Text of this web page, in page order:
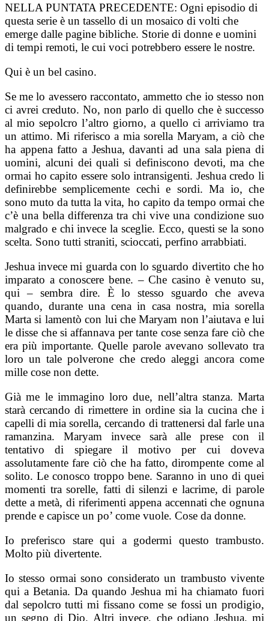
NELLA PUNTATA PRECEDENTE: Ogni episodio di
questa serie è un tassello di un mosaico di volti che
emerge dalle pagine bibliche. Storie di donne e uomini
di tempi remoti, le cui voci potrebbero essere le nostre.
Qui è un bel casino.
Se me lo avessero raccontato, ammetto che io stesso non
ci avrei creduto. No, non parlo di quello che è successo
al mio sepolcro l’altro giorno, a quello ci arriviamo tra
un attimo. Mi riferisco a mia sorella Maryam, a ciò che
ha appena fatto a Jeshua, davanti ad una sala piena di
uomini, alcuni dei quali si definiscono devoti, ma che
ormai ho capito essere solo intransigenti. Jeshua credo li
definirebbe semplicemente cechi e sordi. Ma io, che
sono muto da tutta la vita, ho capito da tempo ormai che
c’è una bella differenza tra chi vive una condizione suo
malgrado e chi invece la sceglie. Ecco, questi se la sono
scelta. Sono tutti straniti, scioccati, perfino arrabbiati.
Jeshua invece mi guarda con lo sguardo divertito che ho
imparato a conoscere bene. – Che casino è venuto su,
qui – sembra dire. È lo stesso sguardo che aveva
quando, durante una cena in casa nostra, mia sorella
Marta si lamentò con lui che Maryam non l’aiutava e lui
le disse che si affannava per tante cose senza fare ciò che
era più importante. Quelle parole avevano sollevato tra
loro un tale polverone che credo aleggi ancora come
mille cose non dette.
Già me le immagino loro due, nell’altra stanza. Marta
starà cercando di rimettere in ordine sia la cucina che i
capelli di mia sorella, cercando di trattenersi dal farle una
ramanzina. Maryam invece sarà alle prese con il
tentativo di spiegare il motivo per cui doveva
assolutamente fare ciò che ha fatto, dirompente come al
solito. Le conosco troppo bene. Saranno in uno di quei
momenti tra sorelle, fatti di silenzi e lacrime, di parole
dette a metà, di riferimenti appena accennati che ognuna
prende e capisce un po’ come vuole. Cose da donne.
Io preferisco stare qui a godermi questo trambusto.
Molto più divertente.
Io stesso ormai sono considerato un trambusto vivente
qui a Betania. Da quando Jeshua mi ha chiamato fuori
dal sepolcro tutti mi fissano come se fossi un prodigio,
un segno di Dio. Altri invece, che odiano Jeshua, mi